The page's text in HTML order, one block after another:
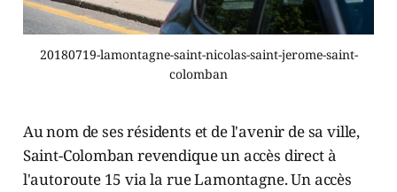
20180719-lamontagne-saint-nicolas-saint-jerome-saint-
colomban
Au nom de ses résidents et de l'avenir de sa ville,
Saint-Colomban revendique un accès direct à
l'autoroute 15 via la rue Lamontagne. Un accès